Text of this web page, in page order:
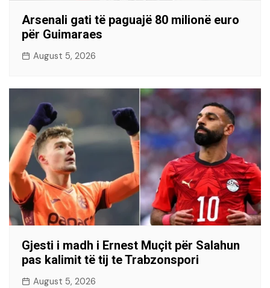
Arsenali gati të paguajë 80 milionë euro
për Guimaraes
August 5, 2026
Gjesti i madh i Ernest Muçit për Salahun
pas kalimit të tij te Trabzonspori
August 5, 2026